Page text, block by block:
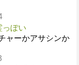
っぽい
ャーかアサシンか